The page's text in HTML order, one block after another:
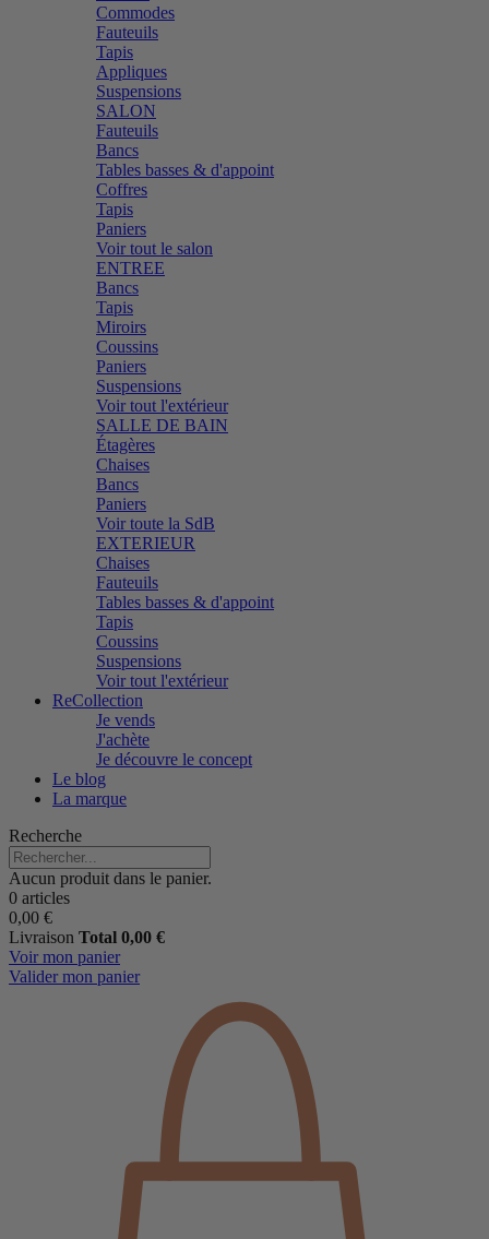
Commodes
Fauteuils
Tapis
Appliques
Suspensions
SALON
Fauteuils
Bancs
Tables basses & d'appoint
Coffres
Tapis
Paniers
Voir tout le salon
ENTREE
Bancs
Tapis
Miroirs
Coussins
Paniers
Suspensions
Voir tout l'extérieur
SALLE DE BAIN
Étagères
Chaises
Bancs
Paniers
Voir toute la SdB
EXTERIEUR
Chaises
Fauteuils
Tables basses & d'appoint
Tapis
Coussins
Suspensions
Voir tout l'extérieur
ReCollection
Je vends
J'achète
Je découvre le concept
Le blog
La marque
Recherche
Aucun produit dans le panier.
0 articles
0,00 €
Livraison Total 0,00 €
Voir mon panier
Valider mon panier